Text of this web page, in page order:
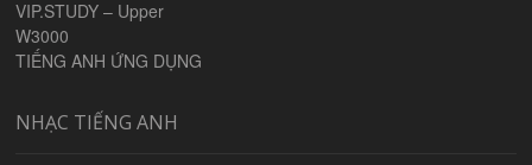
VIP.STUDY – Upper
W3000
TIẾNG ANH ỨNG DỤNG
NHẠC TIẾNG ANH